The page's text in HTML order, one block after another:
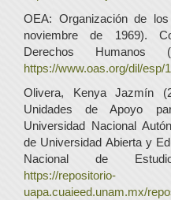
OEA: Organización de
noviembre de 1969).
Derechos
https://www.oas.org/dil/
Olivera, Kenya Jazmín
Unidades de Apoyo
Universidad Nacional
de Universidad Abierta y
Nacional de
https://repositorio-
uapa.cuaieed.unam.mx/